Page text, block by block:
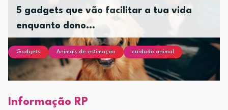
5 gadgets que vão facilitar a tua vida
enquanto dono...
Gadgets Animais de estimação cuidado animal
Informação RP